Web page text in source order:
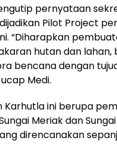
pernyataan
Pilot Project
“Diharapkan
hutan dan
bencana dengan
Medi.
ini berupa
Meriak dan
direncanakan